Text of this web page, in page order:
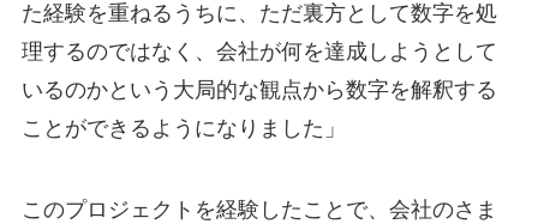
た経験を重ねるうちに、ただ裏方として数字を処
理するのではなく、会社が何を達成しようとして
いるのかという大局的な観点から数字を解釈する
ことができるようになりました」
このプロジェクトを経験したことで、会社のさま